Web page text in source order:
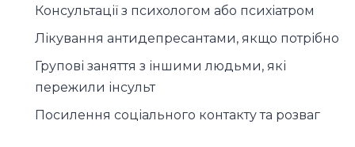
Консультації з психологом або психіатром
Лікування антидепресантами, якщо потрібно
Групові заняття з іншими людьми, які
пережили інсульт
Посилення соціального контакту та розваг